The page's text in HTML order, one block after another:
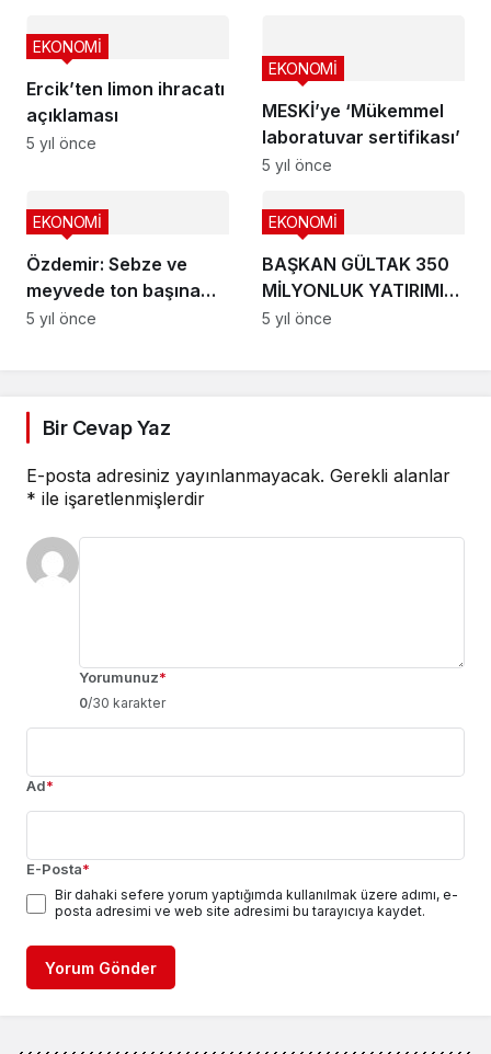
Ercik’ten limon ihracatı
açıklaması
EKONOMİ
5 yıl önce
MESKİ’ye ‘Mükemmel
laboratuvar sertifikası’
EKONOMİ
5 yıl önce
Özdemir: Sebze ve
meyvede ton başına
ihraç fiyatımızı
EKONOMİ
5 yıl önce
BAŞKAN GÜLTAK 350
MİLYONLUK YATIRIMIN
ÖNÜNÜ AÇTI
EKONOMİ
5 yıl önce
Bir Cevap Yaz
E-posta adresiniz yayınlanmayacak. Gerekli alanlar
* ile işaretlenmişlerdir
Yorumunuz*
0/30 karakter
Ad*
E-Posta*
Bir dahaki sefere yorum yaptığımda kullanılmak üzere adımı, e-
posta adresimi ve web site adresimi bu tarayıcıya kaydet.
Yorum Gönder